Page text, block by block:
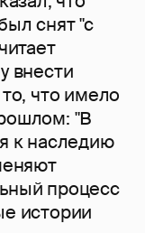
снят "с
внести
что имело
"В
к наследию
процесс
истории